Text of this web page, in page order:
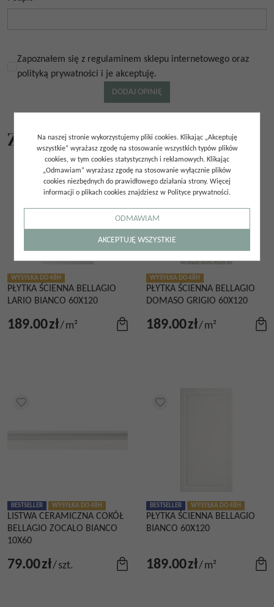
Zapoznałem się z regulaminem sklepu internetowego oraz
polityką prywatności i je akceptuję.
Z tej samej kolekcji
WYSYŁKA DO 48H
PŁYTKA ŚCIENNA BELLAGIO
LARIO BIANCO 60X120
189.00zł/m²
WYSYŁKA DO 48H
PŁYTKA ŚCIENNA BELLAGIO
DOMASO GRIGIO 60X120
189.00zł/m²
BESTSELLER WYSYŁKA DO 48H
LISTWA CERAMICZNA COKÓŁ
BELLAGIO ZOCALO BIANCO
10X60
79.00zł/szt.
BESTSELLER WYSYŁKA DO 48H
PŁYTKA ŚCIENNA BELLAGIO
BIANCO 60X120
189.00zł/m²
Na naszej stronie wykorzystujemy pliki cookies. Klikając „Akceptuję
wszystkie” wyrażasz zgodę na stosowanie wszystkich typów plików
cookies, w tym cookies statystycznych i reklamowych. Klikając
„Odmawiam” wyrażasz zgodę na stosowanie wyłącznie plików
cookies niezbędnych do prawidłowego działania strony. Więcej
informacji o plikach cookies znajdziesz w Polityce prywatności.
ODMAWIAM
AKCEPTUJĘ WSZYSTKIE